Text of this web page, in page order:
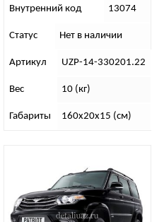
(ППК)
Внутренний код 13074
Статус Нет в наличии
Артикул UZP-14-330201.22
Вес 10 (кг)
Габариты 160х20х15 (см)